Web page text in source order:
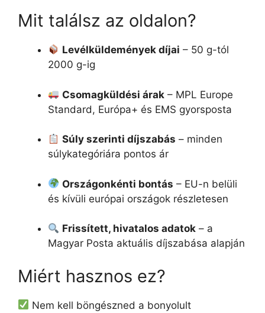
Mit találsz az oldalon?
Levélküldemények díjai – 50 g-tól
2000 g-ig
Csomagküldési árak – MPL Europe
Standard, Európa+ és EMS gyorsposta
Súly szerinti díjszabás – minden
súlykategóriára pontos ár
Országonkénti bontás – EU-n belüli
és kívüli európai országok részletesen
Frissített, hivatalos adatok – a
Magyar Posta aktuális díjszabása alapján
Miért hasznos ez?
Nem kell böngészned a bonyolult